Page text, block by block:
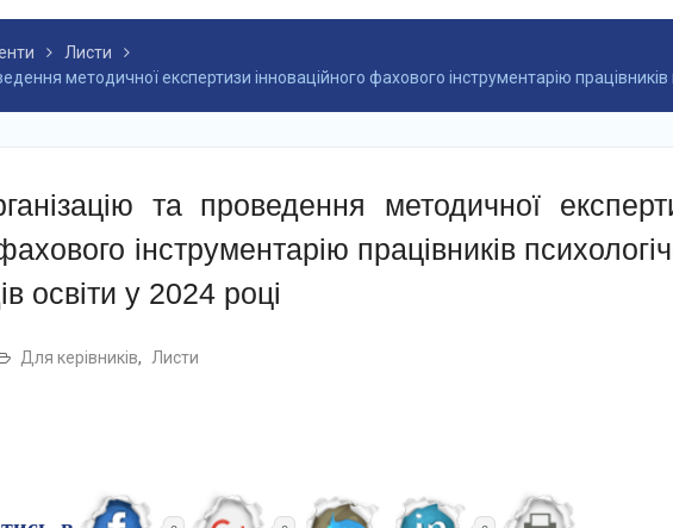
Листи
методичної експертизи інноваційного фахового інструментарію працівників
та проведення методичної
інструментарію працівників
освіти у 2024 році
Для керівників, Листи